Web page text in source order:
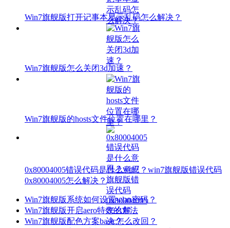
Win7旗舰版打开记事本显示乱码怎么解决？
Win7旗舰版怎么关闭3d加速？
Win7旗舰版的hosts文件位置在哪里？
0x80004005错误代码是什么意思？win7旗舰版错误代码
0x80004005怎么解决？
Win7旗舰版系统如何设置wlan密码？
Win7旗舰版开启aero特效的方法
Win7旗舰版配色方案basic怎么改回？